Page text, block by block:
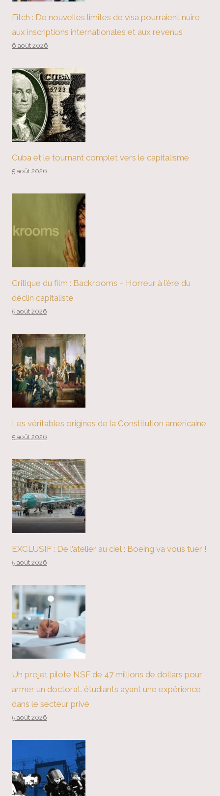
Fitch : De nouvelles limites de visa pourraient nuire
aux inscriptions internationales et aux revenus
6 août 2026
Cuba et le tournant complet vers le capitalisme
5 août 2026
Critique du film : Backrooms – Horreur à l’ère du
déclin capitaliste
5 août 2026
Les véritables origines de la Constitution américaine
5 août 2026
EXCLUSIF : De l’atelier au ciel : Boeing va vous tuer !
5 août 2026
Un projet pilote NSF de 47 millions de dollars pour
armer un doctorat. étudiants ayant une expérience
dans le secteur privé
5 août 2026